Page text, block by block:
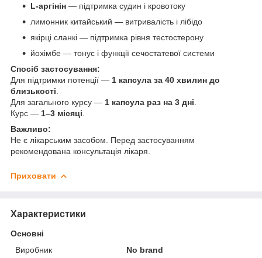
L-аргінін — підтримка судин і кровотоку
лимонник китайський — витривалість і лібідо
якірці сланкі — підтримка рівня тестостерону
йохімбе — тонус і функції сечостатевої системи
Спосіб застосування:
Для підтримки потенції — 1 капсула за 40 хвилин до
близькості
Для загального курсу — 1 капсула раз на 3 дні
Курс — 1–3 місяці
Важливо:
Не є лікарським засобом. Перед застосуванням
рекомендована консультація лікаря.
Приховати
Характеристики
Основні
Виробник
No brand